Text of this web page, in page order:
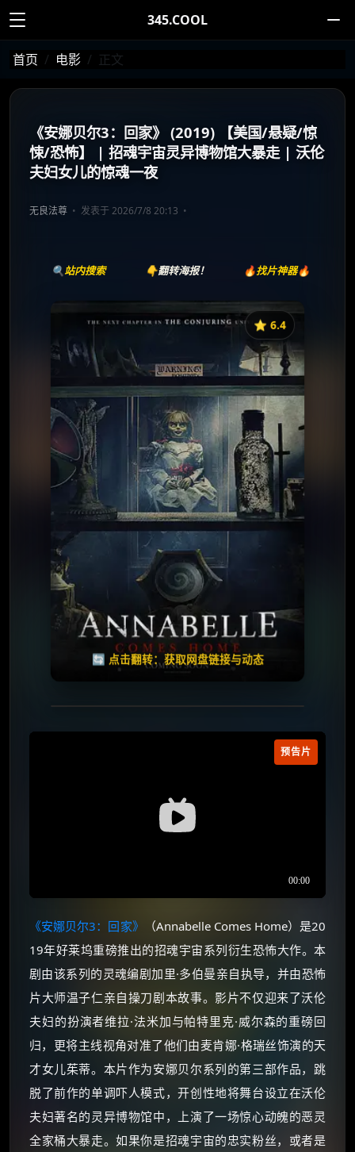
345.COOL
首页 电影 正文
《安娜贝尔3：回家》 (2019) 【美国/悬疑/惊
悚/恐怖】 | 招魂宇宙灵异博物馆大暴走 | 沃伦
夫妇女儿的惊魂一夜
无良法尊 发表于 2026/7/8 20:13
🔍站内搜索 👇翻转海报！ 🔥找片神器🔥
⭐️ 6.4
🔄 点击翻转：获取网盘链接与动态
⭐️ 评分：6.4 | 🎬 2019年
夸克网盘
百度网盘
失效请反馈
🧧️
天天领红包
预告片
《安娜贝尔3：回家》
（Annabelle Comes Home）是20
19年好莱坞重磅推出的招魂宇宙系列衍生恐怖大作。本
剧由该系列的灵魂编剧加里·多伯曼亲自执导，并由恐怖
片大师温子仁亲自操刀剧本故事。影片不仅迎来了沃伦
夫妇的扮演者维拉·法米加与帕特里克·威尔森的重磅回
归，更将主线视角对准了他们由麦肯娜·格瑞丝饰演的天
才女儿茱蒂。本片作为安娜贝尔系列的第三部作品，跳
脱了前作的单调吓人模式，开创性地将舞台设立在沃伦
夫妇著名的灵异博物馆中，上演了一场惊心动魄的恶灵
全家桶大暴走。如果你是招魂宇宙的忠实粉丝，或者是